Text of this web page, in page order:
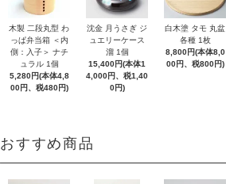
木製 二段丸型 わ
っぱ弁当箱 ＜内
側：入子＞ ナチ
ュラル 1個
5,280円(本体4,8
00円、税480円)
沈金 月うさぎ ジ
ュエリーケース
溜 1個
15,400円(本体1
4,000円、税1,40
0円)
白木塗 タモ 丸盆
各種 1枚
8,800円(本体8,0
00円、税800円)
おすすめ商品